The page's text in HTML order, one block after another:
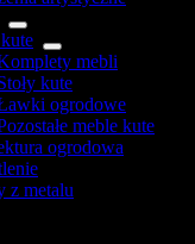
mebli
kute
ogrodowe
meble kute
ogrodowa
z metalu